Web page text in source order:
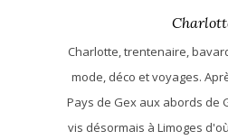
Charlotte, trentenaire,
mode, déco et voyages.
Pays de Gex aux abords de
vis désormais à Limoges